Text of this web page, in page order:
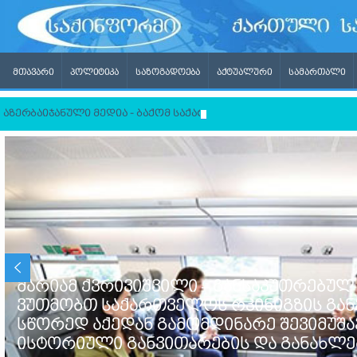
ᲛᲗᲐᲕᲐᲠᲘ ᲞᲝᲚᲘᲢᲘᲙᲐ ᲡᲐᲖᲝᲒᲐᲓᲝᲔᲑᲐ ᲐᲥᲢᲣᲐᲚᲣᲠᲘ ᲡᲐᲛᲐᲠᲗᲐᲚᲘ
აზერბაიჯანული მედია - ბაქომ საქართველოს საგარეო
მარიამ ქვრივიშვილი –
ვუთმობთ საქართველოს რკინიგზის
სწორედ აქედან გამომდინარე
ისტორიული განვითარების და